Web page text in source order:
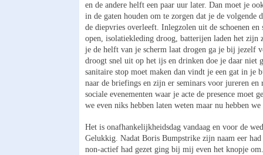
en de andere helft een paar uur later. Dan moet je
in de gaten houden om te zorgen dat je de volgende
de diepvries overleeft. Inlegzolen uit de schoenen en
open, isolatiekleding droog, batterijen laden het zijn
je de helft van je scherm laat drogen ga je bij jezelf
droogt snel uit op het ijs en drinken doe je daar niet
sanitaire stop moet maken dan vindt je een gat in je
naar de briefings en zijn er seminars voor jureren en
sociale evenementen waar je acte de presence moet
we even niks hebben laten weten maar nu hebben we
Het is onafhankelijkheidsdag vandaag en voor de
Gelukkig. Nadat Boris Bumpstrike zijn naam eer had
non-actief had gezet ging bij mij even het knopje